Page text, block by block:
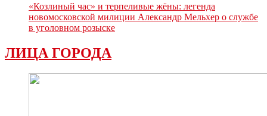
«Козлиный час» и терпеливые жёны: легенда
новомосковской милиции Александр Мельхер о службе
в уголовном розыске
ЛИЦА ГОРОДА